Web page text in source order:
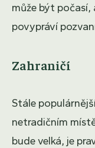
může být
povypráví
Zahraničí
Stále
netradičním
bude velká, je